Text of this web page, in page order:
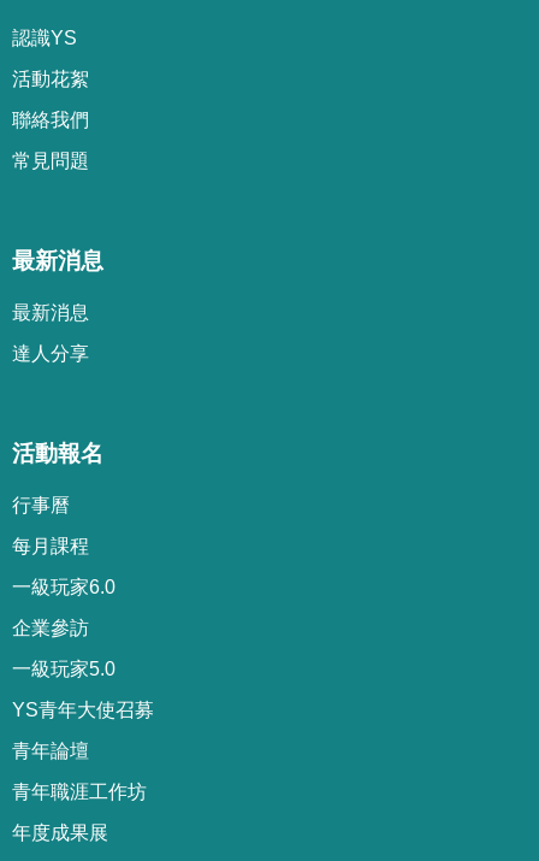
認識YS
活動花絮
聯絡我們
常見問題
最新消息
最新消息
達人分享
活動報名
行事曆
每月課程
一級玩家6.0
企業參訪
一級玩家5.0
YS青年大使召募
青年論壇
青年職涯工作坊
年度成果展